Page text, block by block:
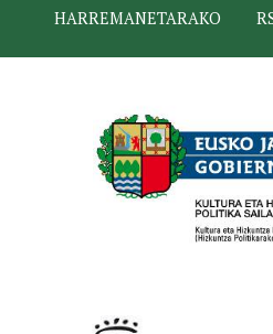
HARREMANETARAKO